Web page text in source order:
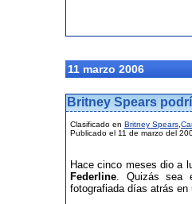
11 marzo 2006
Britney Spears
Clasificado en Britney Spears
Publicado el 11 de marzo del
Hace cinco meses dio a
Federline. Quizás sea
fotografiada días atrás